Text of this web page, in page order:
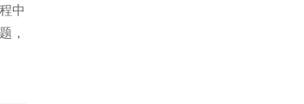
中
，